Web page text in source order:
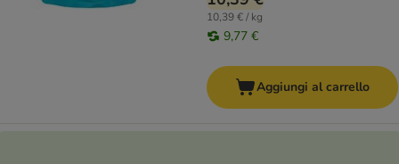
10,39 € / kg
9,77 €
Aggiungi al carrello